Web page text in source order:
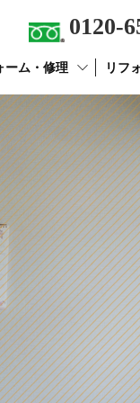
0120-
ーム・修理 リフ